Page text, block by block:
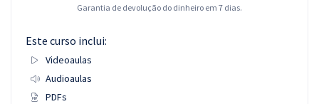
Garantia de devolução do dinheiro em 7 dias.
Este curso inclui:
Videoaulas
Audioaulas
PDFs